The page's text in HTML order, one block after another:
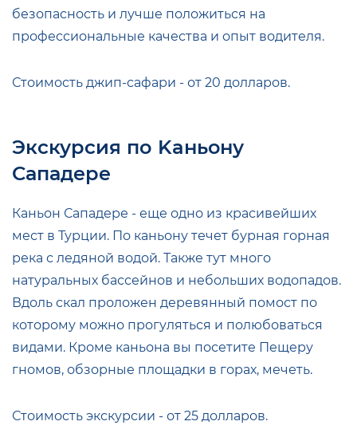
безопасность и лучше положиться на
профессиональные качества и опыт водителя.
Стоимость джип-сафари - от 20 долларов.
Экскурсия по Kaньoну
Сападере
Каньон Сападере - еще одно из красивейших
мест в Турции. По каньону течет бурная горная
река с ледяной водой. Также тут много
натуральных бассейнов и небольших водопадов.
Вдоль скал проложен деревянный помост по
которому можно прогуляться и полюбоваться
видами. Кроме каньона вы посетите Пещеру
гномов, обзорные площадки в горах, мечеть.
Стоимость экскурсии - от 25 долларов.